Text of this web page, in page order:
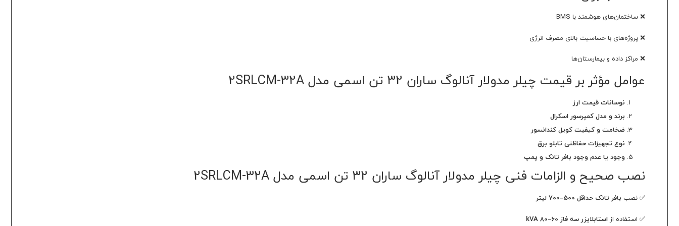
❌ ساختمان‌های هوشمند با BMS
❌ پروژه‌های با حساسیت بالای مصرف انرژی
❌ مراکز داده و بیمارستان‌ها
عوامل مؤثر بر قیمت چیلر مدولار آنالوگ ساران 32 تن اسمی مدل 2SRLCM-32A
نوسانات قیمت ارز
برند و مدل کمپرسور اسکرال
ضخامت و کیفیت کویل کندانسور
نوع تجهیزات حفاظتی تابلو برق
وجود یا عدم وجود بافر تانک و پمپ
نصب صحیح و الزامات فنی چیلر مدولار آنالوگ ساران 32 تن اسمی مدل 2SRLCM-32A
✅ نصب بافر تانک حداقل 500–700 لیتر
✅ استفاده از استابلایزر سه فاز 60–80 kVA